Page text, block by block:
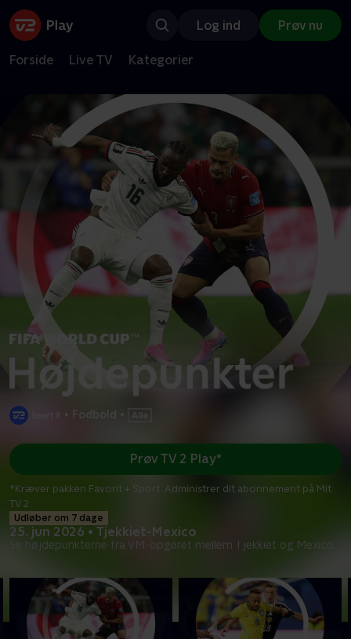
Log ind Prøv nu
Forside Live TV Kategorier
• Fodbold •
Udløber om 7 dage
25. jun 2026 • Tjekkiet-Mexico
Se højdepunkterne fra VM-opgøret mellem Tjekkiet og Mexico.
Prøv TV 2 Play*
*Kræver pakken Favorit + Sport. Administrer dit abonnement på Mit
TV 2.